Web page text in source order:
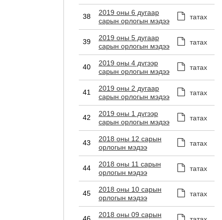
38
2019 оны 6 дугаар
сарын орлогын мэдээ
татах
39
2019 оны 5 дугаар
сарын орлогын мэдээ
татах
40
2019 оны 4 дүгээр
сарын орлогын мэдээ
татах
41
2019 оны 2 дугаар
сарын орлогын мэдээ
татах
42
2019 оны 1 дүгээр
сарын орлогын мэдээ
татах
43
2018 оны 12 сарын
орлогын мэдээ
татах
44
2018 оны 11 сарын
орлогын мэдээ
татах
45
2018 оны 10 сарын
орлогын мэдээ
татах
2018 оны 09 сарын